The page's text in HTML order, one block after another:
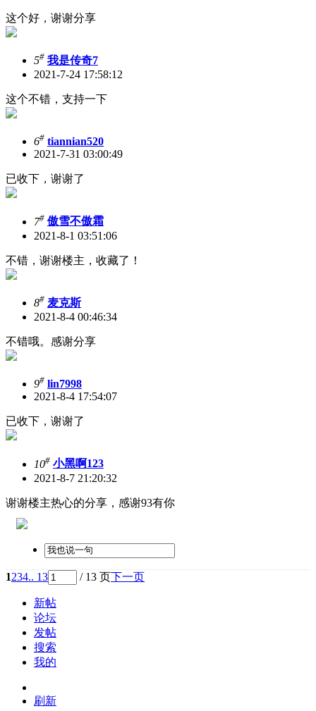
这个好，谢谢分享
5# 我是传奇7
2021-7-24 17:58:12
这个不错，支持一下
6# tiannian520
2021-7-31 03:00:49
已收下，谢谢了
7# 傲雪不傲霜
2021-8-1 03:51:06
不错，谢谢楼主，收藏了！
8# 麦克斯
2021-8-4 00:46:34
不错哦。感谢分享
9# lin7998
2021-8-4 17:54:07
已收下，谢谢了
10# 小黑啊123
2021-8-7 21:20:32
谢谢楼主热心的分享，感谢93有你
1234.. 13 / 13 页下一页
新帖
论坛
发帖
搜索
我的
刷新